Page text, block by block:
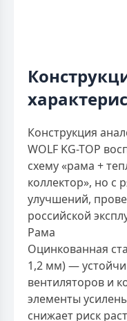
Конструкция
WOLF KG-TOP
схему «рама +
коллектор», но с
улучшений,
российской
Рама
Оцинкованная
1,2 мм) —
вентиляторов и
элементы
снижает риск